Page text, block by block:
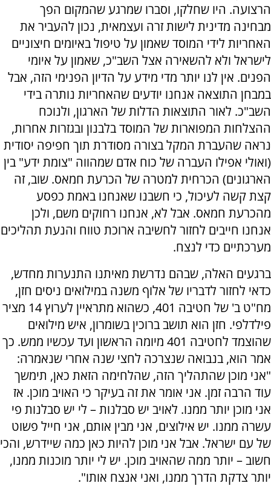
הרצועה. היו שחלקו, וסברו שמרגע שהמקום הפך
מבחינה מדינית לישות זרה ועצמאית, נכון להעביר את
האחריות לידי המוסד שאמון על טיפול באיומים חיצוניים
לישראל ולא להשאירה אצל השב"כ, שאמון על איומי
הפנים. אין לנו יותר מדי מידע על הדיון הפנימי הזה, אבל
במבחן התוצאה אנחנו יודעים שהאחריות נותרה בידי
השב"כ. לאור התוצאות הדלות של הארגון, ולנוכח
ההצלחות המפוארות של המוסד בלבנון ובגזרות אחרות,
נראה שהעברת המקל בצורה מסודרת תוך חפיפה יסודית
(ואולי אפילו העברה של כוח אדם שמהווה "צומת ידע" בין
הארגונים) הכרחית למטרה של הכרעת חמאס. שוב, זה
קצת קשה לעיכול, כי חשבנו שאנחנו באמת כפסע
מהכרעת חמאס. אבל לא, אנחנו רחוקים משם, ולכן
אנחנו חייבים לחזור לחשיבה ארוכת טווח והנעת תהליכים
מערכתיים כדי לנצח.
ברגעים האלה, שבהם נדרשת מאיתנו התנערות מחדש,
כדאי לחזור לדבריו של אלוף משנה במילואים ניסים חזן,
מח"ט ב' של חטיבה 401, כשהוא מתראיין לערוץ 14 מציר
פילדלפי. חזן הוא תושב ברוכין בשומרון, איש מילואים
שהוצמד לחטיבה 401 מיומה הראשון ועד עכשיו ממש. כך
אמר הוא, בנבואה שנצרכה לחצי שנה אחרי שנאמרה:
"אני מוכן שהתהליך הזה, שהלחימה הזאת כאן, תימשך
עוד הרבה זמן. אני אומר את זה בעיקר כי האויב מוכן. אז
אני מוכן יותר ממנו. לאויב יש סבלנות – לי יש סבלנות פי
עשרה ממנו. יש אילוצים, אני מבין אותם, אני חייל פשוט
של עם ישראל. אבל אני מוכן להיות כאן כמה שיידרש, והכי
חשוב – יותר ממה שהאויב מוכן. יש לי יותר מוכנות ממנו,
יותר צדקת הדרך ממנו, ואני אנצח אותו".